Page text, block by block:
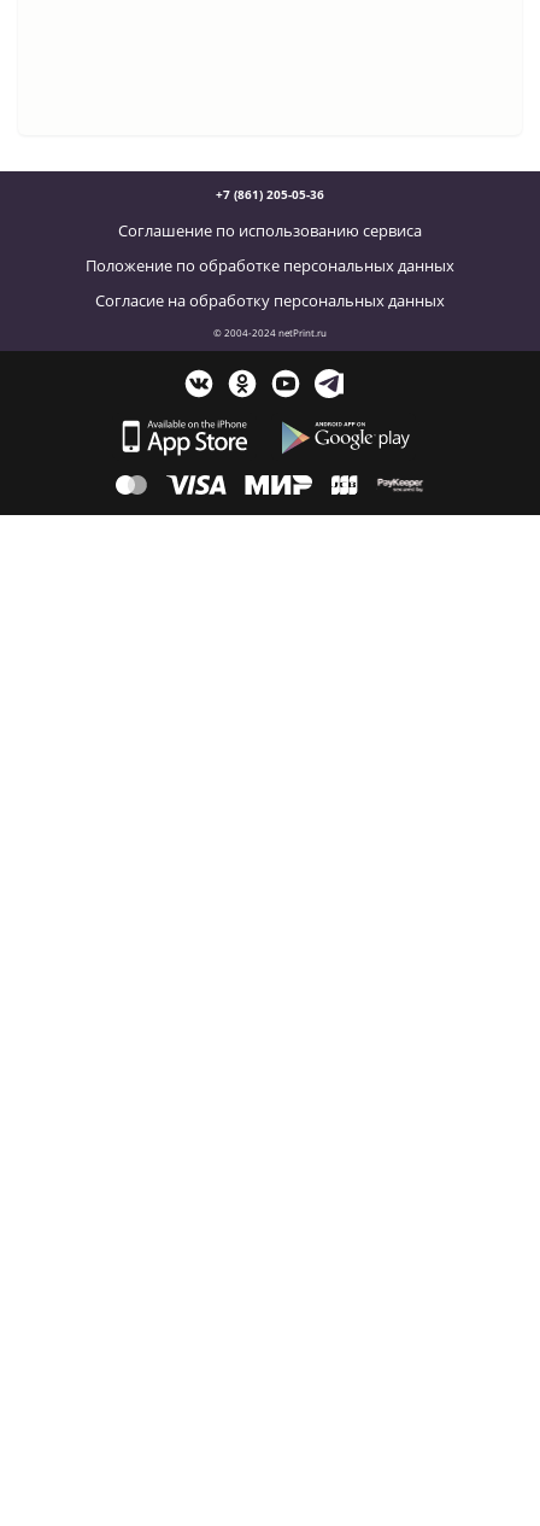
+7 (861) 205-05-36
Соглашение по использованию сервиса
Положение по обработке персональных данных
Согласие на обработку персональных данных
© 2004-2024 netPrint.ru